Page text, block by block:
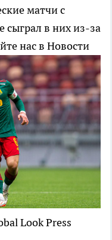
матчи с
сыграл в них из-за
нас в Новости
Look Press